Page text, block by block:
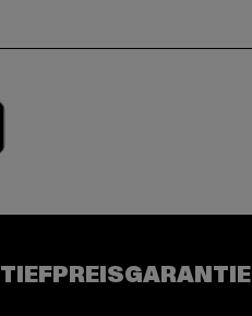
TIEFPREISGARANTIE